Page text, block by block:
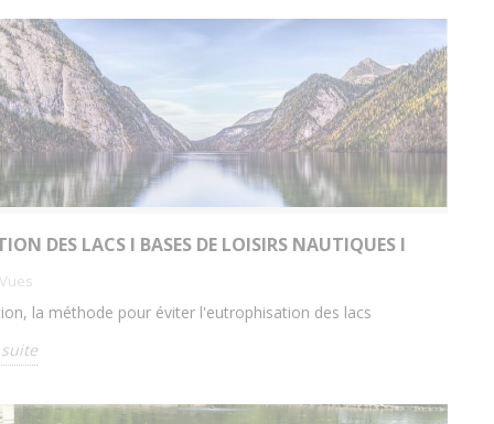
DES LACS I BASES DE LOISIRS NAUTIQUES I
Vues
la méthode pour éviter l'eutrophisation des lacs